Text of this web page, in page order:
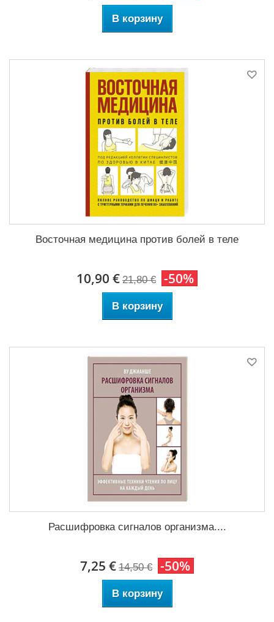
В корзину
Восточная медицина против болей в теле
10,90 € 21,80 € -50%
В корзину
Расшифровка сигналов организма....
7,25 € 14,50 € -50%
В корзину